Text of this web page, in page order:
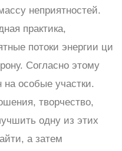
неприятностей.
практика,
потоки энергии ци
Согласно этому
особые участки.
творчество,
одну из этих
а затем